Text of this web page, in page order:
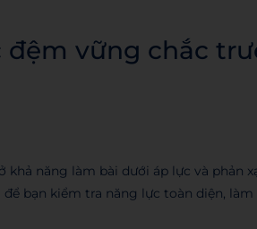
đệm vững chắc
năng làm bài dưới áp lực và phản
để bạn kiểm tra năng lực toàn diện, làm